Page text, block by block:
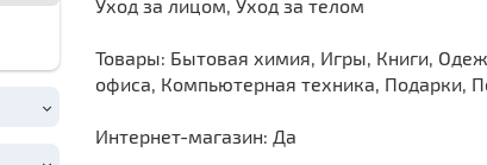
Уход за лицом, Уход за телом
Товары: Бытовая химия, Игры, Книги,
офиса, Компьютерная техника, Подарки,
Интернет-магазин: Да